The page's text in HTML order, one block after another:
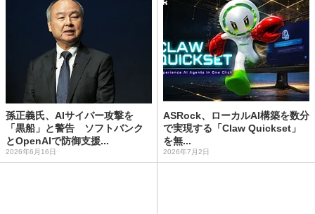
孫正義氏、AIサイバー攻撃を
「黒船」と警告 ソフトバンク
とOpenAIで防御支援...
2026年6月16日
ASRock、ローカルAI構築を数分
で実現する「Claw Quickset」
を無...
2026年7月2日